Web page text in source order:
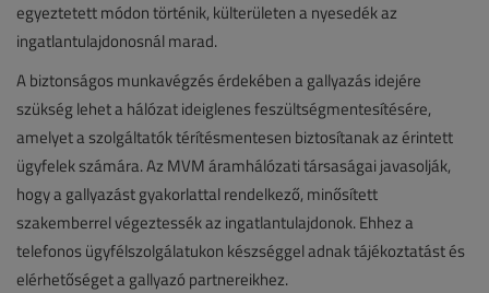
egyeztetett módon történik, külterületen a nyesedék az
ingatlantulajdonosnál marad.
A biztonságos munkavégzés érdekében a gallyazás idejére
szükség lehet a hálózat ideiglenes feszültségmentesítésére,
amelyet a szolgáltatók térítésmentesen biztosítanak az érintett
ügyfelek számára. Az MVM áramhálózati társaságai javasolják,
hogy a gallyazást gyakorlattal rendelkező, minősített
szakemberrel végeztessék az ingatlantulajdonok. Ehhez a
telefonos ügyfélszolgálatukon készséggel adnak tájékoztatást és
elérhetőséget a gallyazó partnereikhez.